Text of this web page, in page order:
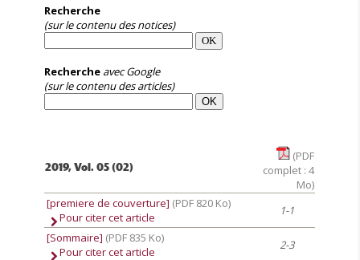
Recherche
(sur le contenu des notices)
Recherche avec Google
(sur le contenu des articles)
2019, Vol. 05 (02)
(PDF
complet : 4
Mo)
[premiere de couverture] (PDF 820 Ko)
Pour citer cet article
1-1
[Sommaire] (PDF 835 Ko)
Pour citer cet article
2-3